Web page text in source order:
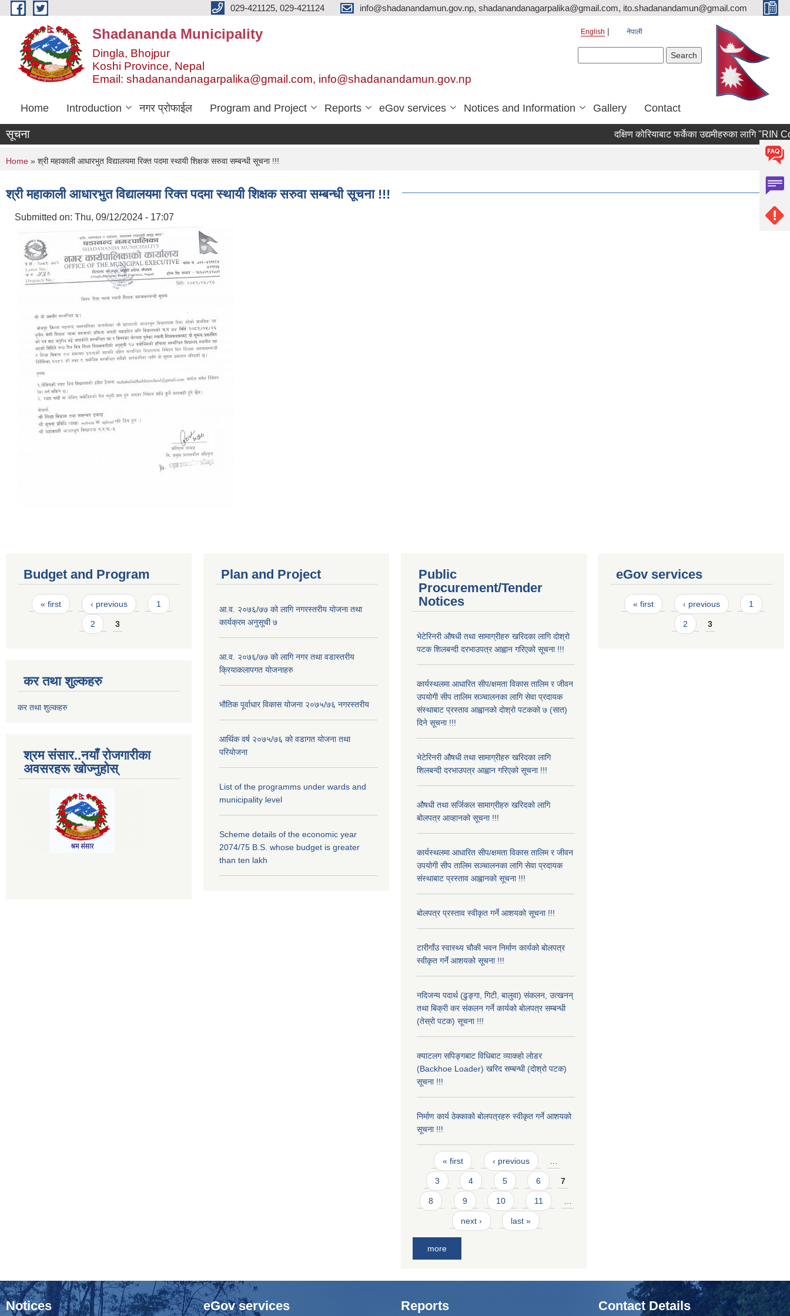
Skip to main content 029-421125, 029-421124 info@shadanandamun.gov.np, shadanandanagarpalika@gmail.com, ito.shadanandamun@gmail.com
Shadananda Municipality
Dingla, Bhojpur
Koshi Province, Nepal
Email: shadanandanagarpalika@gmail.com, info@shadanandamun.gov.np
English नेपाली
Home Introduction नगर प्रोफाईल Program and Project Reports eGov services Notices and Information Gallery Contact
सूचना दक्षिण कोरियाबाट फर्केका उद्यमीहरुका लागि "RIN
You are here
Home » श्री महाकाली आधारभुत विद्यालयमा रिक्त पदमा स्थायी शिक्षक सरुवा सम्बन्धी सूचना !!!
श्री महाकाली आधारभुत विद्यालयमा रिक्त पदमा स्थायी शिक्षक सरुवा सम्बन्धी सूचना !!!
Submitted on: Thu, 09/12/2024 - 17:07
Budget and Program
Pages
« first ‹ previous 1
2 3
कर तथा शुल्कहरु
कर तथा शुल्कहरु
श्रम संसार..नयाँ रोजगारीका
अवसरहरू खोज्नुहोस्
Plan and Project
आ.व. २०७६/७७ को लागि नगरस्तरीय योजना तथा
कार्यक्रम अनुसूची ७
आ.व. २०७६/७७ को लागि नगर तथा वडास्तरीय
क्रियाकलापगत योजनाहरु
भौतिक पूर्वाधार विकास योजना २०७५/७६ नगरस्तरीय
आर्थिक वर्ष २०७५/७६ को वडागत योजना तथा
परियोजना
List of the programms under wards and
municipality level
Scheme details of the economic year
2074/75 B.S. whose budget is greater
than ten lakh
Public
Procurement/Tender
Notices
भेटेरिनरी औषधी तथा सामाग्रीहरु खरिदका लागि दोश्रो
पटक शिलबन्दी दरभाउपत्र आह्वान गरिएको सूचना !!!
कार्यस्थलमा आधारित सीप/क्षमता विकास तालिम र जीवन
उपयोगी सीप तालिम सञ्चालनका लागि सेवा प्रदायक
संस्थाबाट प्रस्ताव आह्वानको दोश्रो पटकको ७ (सात)
दिने सूचना !!!
भेटेरिनरी औषधी तथा सामाग्रीहरु खरिदका लागि
शिलबन्दी दरभाउपत्र आह्वान गरिएको सूचना !!!
औषधी तथा सर्जिकल सामाग्रीहरु खरिदको लागि
बोलपत्र आव्हानको सूचना !!!
कार्यस्थलमा आधारित सीप/क्षमता विकास तालिम र जीवन
उपयोगी सीप तालिम सञ्चालनका लागि सेवा प्रदायक
संस्थाबाट प्रस्ताव आह्वानको सूचना !!!
बोलपत्र प्रस्ताव स्वीकृत गर्ने आशयको सूचना !!!
टारीगाँउ स्वास्थ्य चौकी भवन निर्माण कार्यको बोलपत्र
स्वीकृत गर्ने आशयको सूचना !!!
नदिजन्य पदार्थ (ढुङ्गा, गिटी, बालुवा) संकलन, उत्खनन्
तथा बिक्री कर संकलन गर्ने कार्यको बोलपत्र सम्बन्धी
(तेस्रो पटक) सूचना !!!
क्याटलग सपिङ्गबाट विधिबाट व्याकहो लोडर
(Backhoe Loader) खरिद सम्बन्धी (दोश्रो पटक)
सूचना !!!
निर्माण कार्य ठेक्काको बोलपत्रहरु स्वीकृत गर्ने आशयको
सूचना !!!
Pages
« first ‹ previous …
3 4 5 6 7
8 9 10 11 …
next › last »
more
eGov services
Pages
« first ‹ previous 1
2 3
Notices eGov services Reports Contact Details